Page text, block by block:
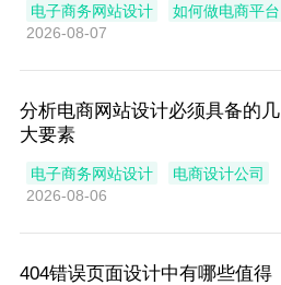
电子商务网站设计
如何做电商平台
2026-08-07
分析电商网站设计必须具备的几
大要素
电子商务网站设计
电商设计公司
2026-08-06
404错误页面设计中有哪些值得